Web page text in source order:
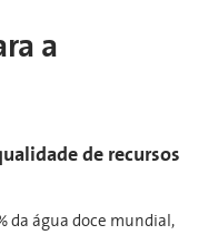
a
de recursos
da água doce mundial,